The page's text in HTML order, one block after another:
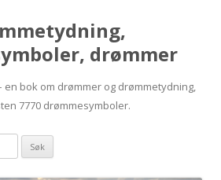
drømmer
en bok om drømmer og drømmetydning,
7770 drømmesymboler.
Skip
content